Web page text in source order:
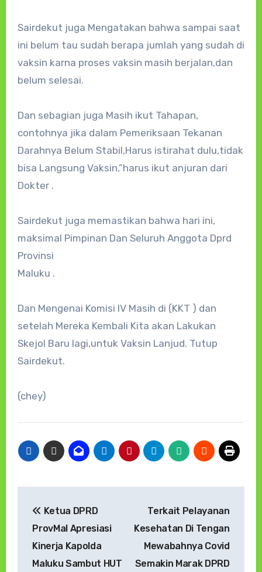
Sairdekut juga Mengatakan bahwa sampai saat
ini belum tau sudah berapa jumlah yang sudah di
vaksin karna proses vaksin masih berjalan,dan
belum selesai.
Dan sebagian juga Masih ikut Tahapan,
contohnya jika dalam Pemeriksaan Tekanan
Darahnya Belum Stabil,Harus istirahat dulu,tidak
bisa Langsung Vaksin,”harus ikut anjuran dari
Dokter .
Sairdekut juga memastikan bahwa hari ini,
maksimal Pimpinan Dan Seluruh Anggota Dprd
Provinsi
Maluku .
Dan Mengenai Komisi IV Masih di (KKT ) dan
setelah Mereka Kembali Kita akan Lakukan
Skejol Baru lagi,untuk Vaksin Lanjud. Tutup
Sairdekut.
(chey)
pos
Ketua DPRD
ProvMal Apresiasi
Kinerja Kapolda
Maluku Sambut HUT
Terkait Pelayanan
Kesehatan Di Tengan
Mewabahnya Covid
Semakin Marak DPRD